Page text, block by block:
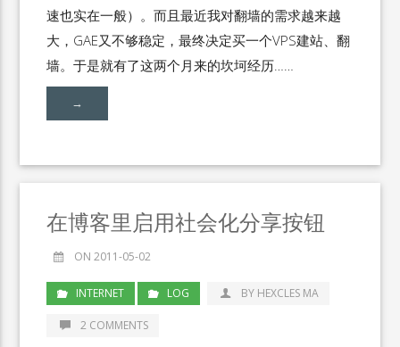
速也实在一般）。而且最近我对翻墙的需求越来越
大，GAE又不够稳定，最终决定买一个VPS建站、翻
墙。于是就有了这两个月来的坎坷经历……
→
在博客里启用社会化分享按钮
ON 2011-05-02
INTERNET LOG BY HEXCLES MA
2 COMMENTS